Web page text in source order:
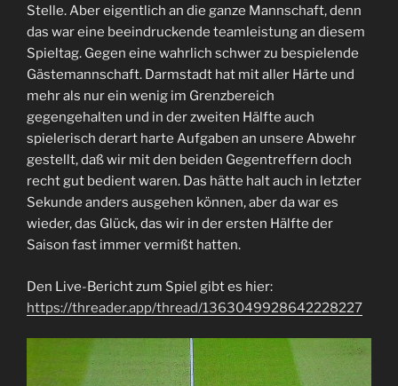
Stelle. Aber eigentlich an die ganze Mannschaft, denn
das war eine beeindruckende teamleistung an diesem
Spieltag. Gegen eine wahrlich schwer zu bespielende
Gästemannschaft. Darmstadt hat mit aller Härte und
mehr als nur ein wenig im Grenzbereich
gegengehalten und in der zweiten Hälfte auch
spielerisch derart harte Aufgaben an unsere Abwehr
gestellt, daß wir mit den beiden Gegentreffern doch
recht gut bedient waren. Das hätte halt auch in letzter
Sekunde anders ausgehen können, aber da war es
wieder, das Glück, das wir in der ersten Hälfte der
Saison fast immer vermißt hatten.
Den Live-Bericht zum Spiel gibt es hier:
https://threader.app/thread/1363049928642228227